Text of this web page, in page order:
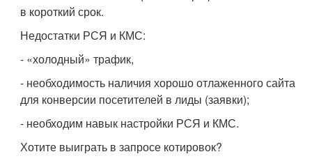
в короткий срок.
Недостатки РСЯ и КМС:
- «холодный» трафик,
- необходимость наличия хорошо отлаженного сайта
для конверсии посетителей в лиды (заявки);
- необходим навык настройки РСЯ и КМС.
Хотите выиграть в запросе котировок?